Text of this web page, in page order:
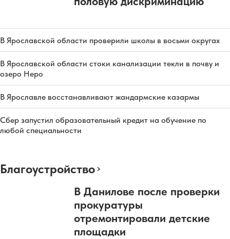
В Ярославской области проверили школы в восьми округах
В Ярославской области стоки канализации текли в почву и
озеро Неро
В Ярославле восстанавливают жандармские казармы
Сбер запустил образовательный кредит на обучение по
любой специальности
Благоустройство
В Данилове после проверки
прокуратуры
отремонтировали детские
площадки